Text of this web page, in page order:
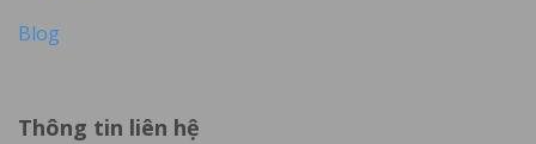
Blog
Thông tin liên hệ